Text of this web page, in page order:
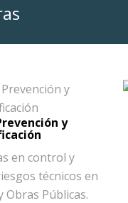
y
en control y
técnicos en
Obras Públicas.